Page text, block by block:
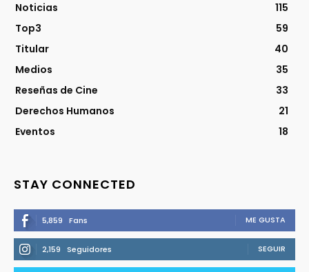
Noticias
115
Top3
59
Titular
40
Medios
35
Reseñas de Cine
33
Derechos Humanos
21
Eventos
18
STAY CONNECTED
5,859 Fans ME GUSTA
2,159 Seguidores SEGUIR